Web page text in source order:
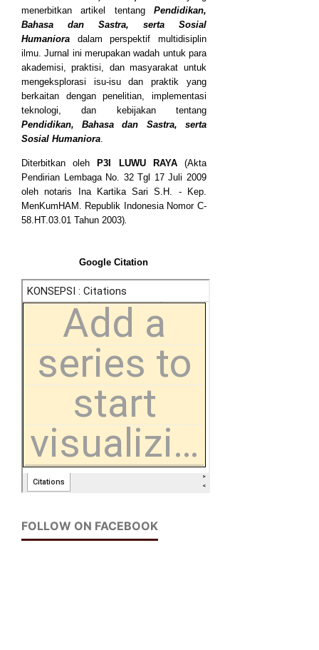
menerbitkan artikel tentang Pendidikan,
Bahasa dan Sastra, serta Sosial
Humaniora dalam perspektif multidisiplin
ilmu. Jurnal ini merupakan wadah untuk para
akademisi, praktisi, dan masyarakat untuk
mengeksplorasi isu-isu dan praktik yang
berkaitan dengan penelitian, implementasi
teknologi, dan kebijakan tentang
Pendidikan, Bahasa dan Sastra, serta
Sosial Humaniora.
Diterbitkan olehP3I LUWU RAYA(Akta
Pendirian Lembaga No. 32 Tgl 17 Juli 2009
oleh notaris Ina Kartika Sari S.H. - Kep.
MenKumHAM. Republik Indonesia Nomor C-
58.HT.03.01 Tahun 2003)
Google Citation
FOLLOW ON FACEBOOK